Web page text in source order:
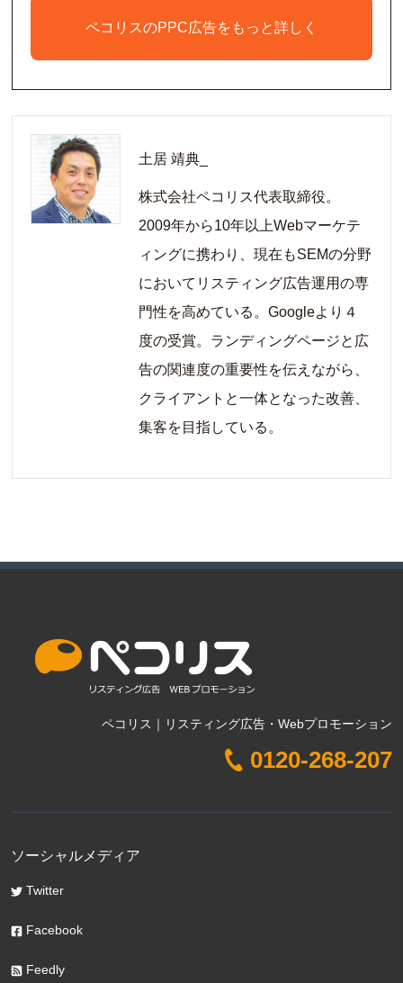
ペコリスのPPC広告をもっと詳しく
土居 靖典_
株式会社ペコリス代表取締役。
2009年から10年以上Webマーケテ
ィングに携わり、現在もSEMの分野
においてリスティング広告運用の専
門性を高めている。Googleより４
度の受賞。ランディングページと広
告の関連度の重要性を伝えながら、
クライアントと一体となった改善、
集客を目指している。
ペコリス｜リスティング広告・Webプロモーション
0120-268-207
ソーシャルメディア
Twitter
Facebook
Feedly